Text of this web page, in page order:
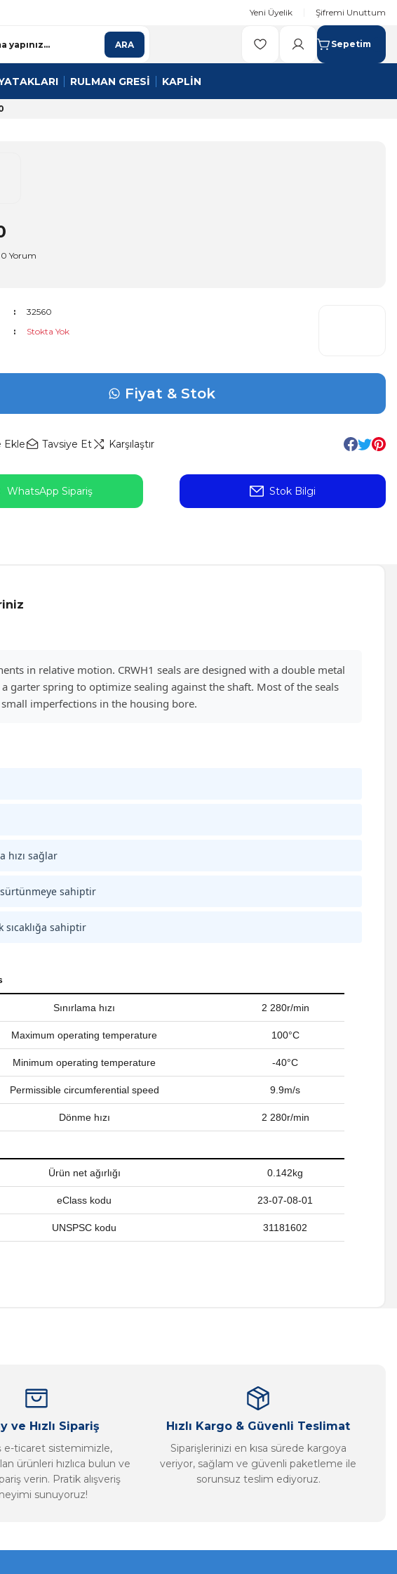
Yeni Üyelik Şifremi Unuttum
ARA Sepetim
RULMAN GRESİ KAPLİN
Yorum
32560
Stokta Yok
Fiyat & Stok
Tavsiye Et Karşılaştır
WhatsApp Sipariş Stok Bilgi
in relative motion. CRWH1 seals are designed with a double metal
garter spring to optimize sealing against the shaft. Most of the seals
imperfections in the housing bore.
hızı sağlar
sahiptir
sıcaklığa sahiptir
Sınırlama hızı 2 280r/min
Maximum operating temperature 100°C
Minimum operating temperature -40°C
Permissible circumferential speed 9.9m/s
Dönme hızı 2 280r/min
Ürün net ağırlığı 0.142kg
eClass kodu 23-07-08-01
UNSPSC kodu 31181602
ve Hızlı Sipariş
e-ticaret sistemimizle,
ürünleri hızlıca bulun ve
verin. Pratik alışveriş
sunuyoruz!
Hızlı Kargo & Güvenli Teslimat
Siparişlerinizi en kısa sürede kargoya
veriyor, sağlam ve güvenli paketleme ile
sorunsuz teslim ediyoruz.